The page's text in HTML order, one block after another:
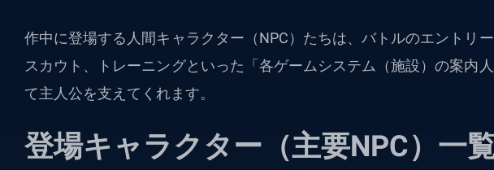
作中に登場する人間キャラクター（NPC）たちは、バトルのエントリ
スカウト、トレーニングといった「各ゲームシステム（施設）の案内
て主人公を支えてくれます。
登場キャラクター（主要NPC）一